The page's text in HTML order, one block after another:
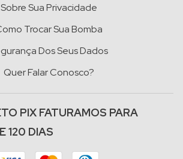
Sobre Sua Privacidade
Trocar Sua Bomba
Dos Seus Dados
Quer Falar Conosco?
PIX FATURAMOS PARA
120 DIAS